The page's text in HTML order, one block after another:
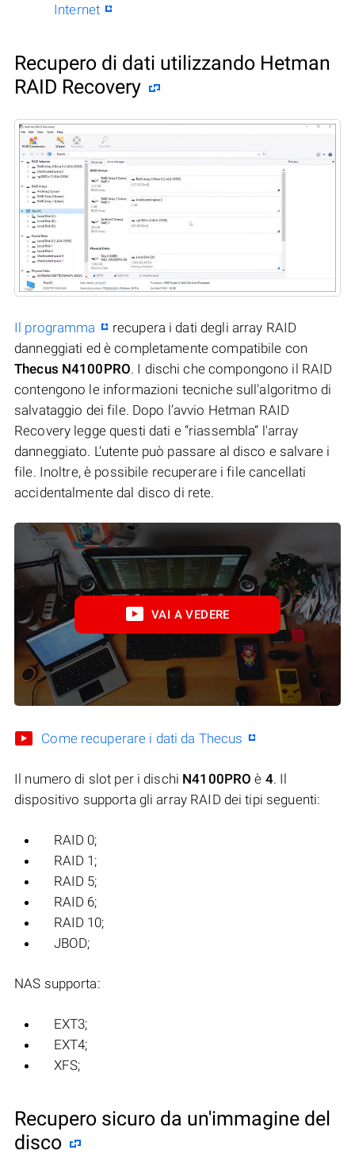
Internet
Recupero di dati utilizzando Hetman
RAID Recovery
Il programma
recupera i dati degli array RAID
danneggiati ed è completamente compatibile con
Thecus N4100PRO. I dischi che compongono il RAID
contengono le informazioni tecniche sull'algoritmo di
salvataggio dei file. Dopo l’avvio Hetman RAID
Recovery legge questi dati e “riassembla” l'array
danneggiato. L'utente può passare al disco e salvare i
file. Inoltre, è possibile recuperare i file cancellati
accidentalmente dal disco di rete.
VAI A VEDERE
Come recuperare i dati da Thecus
Il numero di slot per i dischi N4100PRO è 4. Il
dispositivo supporta gli array RAID dei tipi seguenti:
RAID 0;
RAID 1;
RAID 5;
RAID 6;
RAID 10;
JBOD;
NAS supporta:
EXT3;
EXT4;
XFS;
Recupero sicuro da un'immagine del
disco